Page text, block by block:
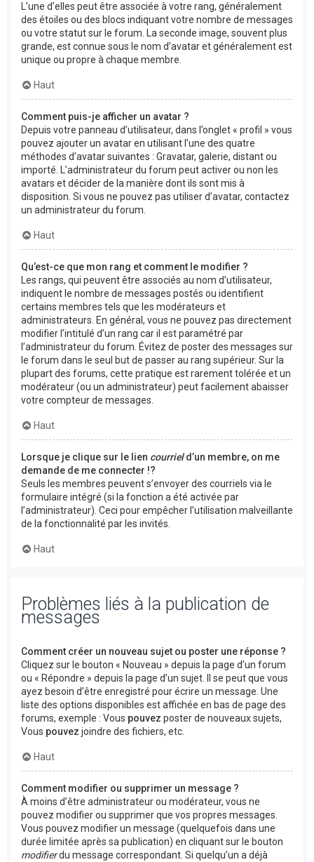
L’une d’elles peut être associée à votre rang, généralement
des étoiles ou des blocs indiquant votre nombre de messages
ou votre statut sur le forum. La seconde image, souvent plus
grande, est connue sous le nom d’avatar et généralement est
unique ou propre à chaque membre.
Haut
Comment puis-je afficher un avatar ?
Depuis votre panneau d’utilisateur, dans l’onglet « profil » vous
pouvez ajouter un avatar en utilisant l’une des quatre
méthodes d’avatar suivantes : Gravatar, galerie, distant ou
importé. L’administrateur du forum peut activer ou non les
avatars et décider de la manière dont ils sont mis à
disposition. Si vous ne pouvez pas utiliser d’avatar, contactez
un administrateur du forum.
Haut
Qu’est-ce que mon rang et comment le modifier ?
Les rangs, qui peuvent être associés au nom d’utilisateur,
indiquent le nombre de messages postés ou identifient
certains membres tels que les modérateurs et
administrateurs. En général, vous ne pouvez pas directement
modifier l’intitulé d’un rang car il est paramétré par
l’administrateur du forum. Évitez de poster des messages sur
le forum dans le seul but de passer au rang supérieur. Sur la
plupart des forums, cette pratique est rarement tolérée et un
modérateur (ou un administrateur) peut facilement abaisser
votre compteur de messages.
Haut
Lorsque je clique sur le lien courrield’un membre, on me
demande de me connecter !?
Seuls les membres peuvent s’envoyer des courriels via le
formulaire intégré (si la fonction a été activée par
l’administrateur). Ceci pour empêcher l’utilisation malveillante
de la fonctionnalité par les invités.
Haut
Problèmes liés à la publication de
messages
Comment créer un nouveau sujet ou poster une réponse ?
Cliquez sur le bouton « Nouveau » depuis la page d’un forum
ou « Répondre » depuis la page d’un sujet. Il se peut que vous
ayez besoin d’être enregistré pour écrire un message. Une
liste des options disponibles est affichée en bas de page des
forums, exemple : Vous pouvez poster de nouveaux sujets,
Vous pouvez joindre des fichiers, etc.
Haut
Comment modifier ou supprimer un message ?
À moins d’être administrateur ou modérateur, vous ne
pouvez modifier ou supprimer que vos propres messages.
Vous pouvez modifier un message (quelquefois dans une
durée limitée après sa publication) en cliquant sur le bouton
modifierdu message correspondant. Si quelqu’un a déjà